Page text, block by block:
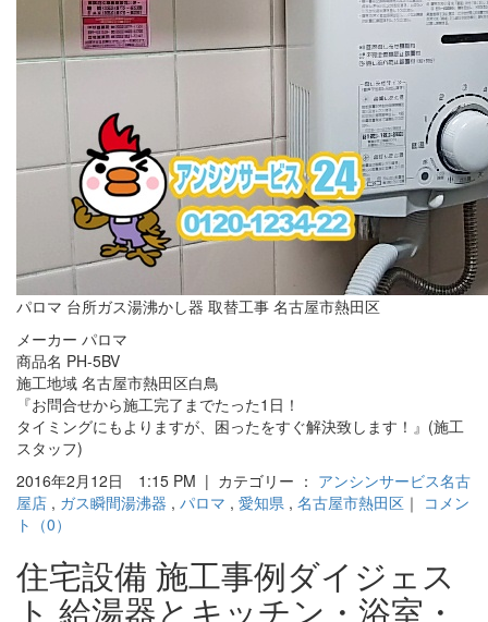
パロマ 台所ガス湯沸かし器 取替工事 名古屋市熱田区
メーカー パロマ
商品名 PH-5BV
施工地域 名古屋市熱田区白鳥
『お問合せから施工完了までたった1日！
タイミングにもよりますが、困ったをすぐ解決致します！』(施工
スタッフ)
2016年2月12日 1:15 PM | カテゴリー ： アンシンサービス名古
屋店 , ガス瞬間湯沸器 , パロマ , 愛知県 , 名古屋市熱田区 ｜ コメン
ト（0）
住宅設備 施工事例ダイジェス
ト 給湯器とキッチン・浴室・